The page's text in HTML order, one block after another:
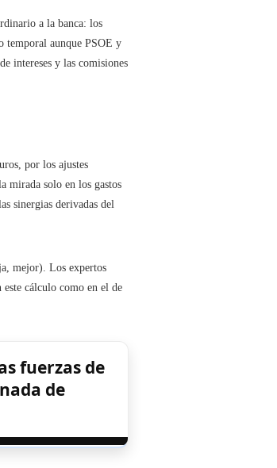
a la banca: los
temporal aunque PSOE y
intereses y las comisiones
por los ajustes
mirada solo en los gastos
sinergias derivadas del
mejor). Los expertos
cálculo como en el de
fuerzas de
de